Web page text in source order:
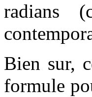
radians
Bien sur,
formule